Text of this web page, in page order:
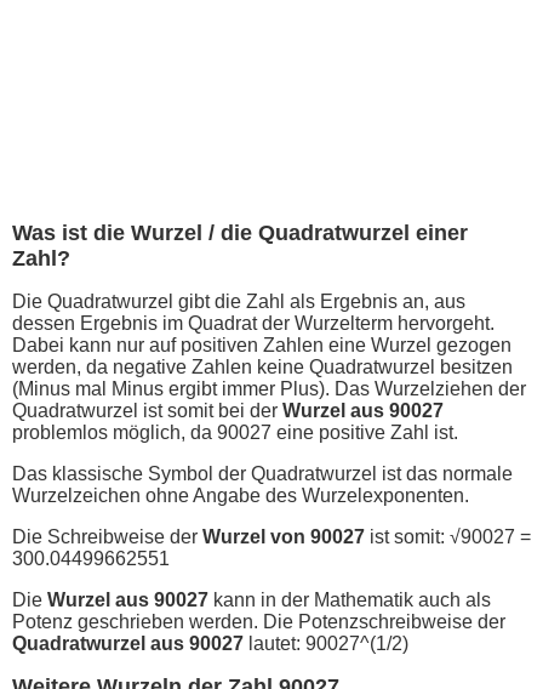
Was ist die Wurzel / die Quadratwurzel einer
Zahl?
Die Quadratwurzel gibt die Zahl als Ergebnis an, aus
dessen Ergebnis im Quadrat der Wurzelterm hervorgeht.
Dabei kann nur auf positiven Zahlen eine Wurzel gezogen
werden, da negative Zahlen keine Quadratwurzel besitzen
(Minus mal Minus ergibt immer Plus). Das Wurzelziehen der
Quadratwurzel ist somit bei der Wurzel aus 90027
problemlos möglich, da 90027 eine positive Zahl ist.
Das klassische Symbol der Quadratwurzel ist das normale
Wurzelzeichen ohne Angabe des Wurzelexponenten.
Die Schreibweise der Wurzel von 90027 ist somit: √90027 =
300.04499662551
Die Wurzel aus 90027 kann in der Mathematik auch als
Potenz geschrieben werden. Die Potenzschreibweise der
Quadratwurzel aus 90027 lautet: 90027^(1/2)